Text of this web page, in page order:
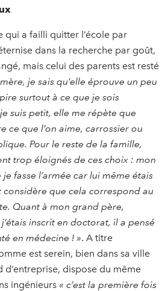
qui a failli quitter l’école par
dans la recherche par goût,
mais celui des parents est resté
je sais qu’elle éprouve un peu
surtout à ce que je sois
suis petit, elle me répète que
ce que l’on aime, carrossier ou
Pour le reste de la famille,
trop éloignés de ces choix : mon
fasse l’armée car lui même étais
que cela correspond au
Quant à mon grand père,
inscrit en doctorat, il a pensé
en médecine ! ». A titre
est serein, bien dans sa ville
d’entreprise, dispose du même
ingénieurs « c’est la première fois